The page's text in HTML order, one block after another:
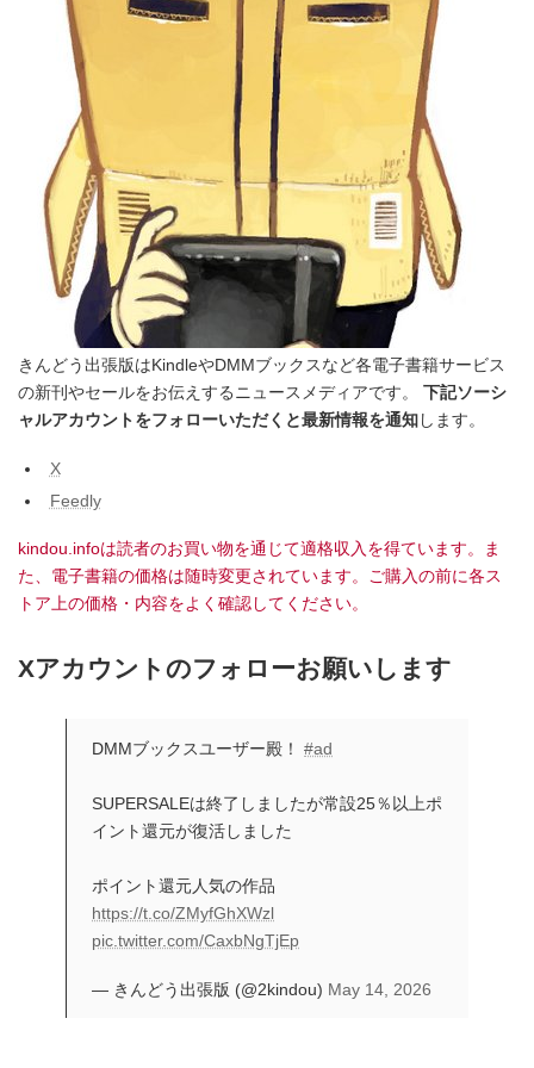
きんどう出張版はKindleやDMMブックスなど各電子書籍サービス
の新刊やセールをお伝えするニュースメディアです。 下記ソーシ
ャルアカウントをフォローいただくと最新情報を通知します。
X
Feedly
kindou.infoは読者のお買い物を通じて適格収入を得ています。ま
た、電子書籍の価格は随時変更されています。ご購入の前に各ス
トア上の価格・内容をよく確認してください。
Xアカウントのフォローお願いします
DMMブックスユーザー殿！ #ad
SUPERSALEは終了しましたが常設25％以上ポ
イント還元が復活しました
ポイント還元人気の作品
https://t.co/ZMyfGhXWzl
pic.twitter.com/CaxbNgTjEp
— きんどう出張版 (@2kindou) May 14, 2026